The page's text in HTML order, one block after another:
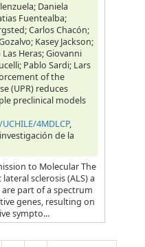
Daniela
Fuentealba;
Carlos Chacón;
Kasey Jackson;
Heras; Giovanni
Pablo Sardi; Lars
of the
(UPR) reduces
preclinical models
4MDLCP,
de la
to Molecular The
sclerosis (ALS) a
part of a spectrum
genes, resulting on
sympto...